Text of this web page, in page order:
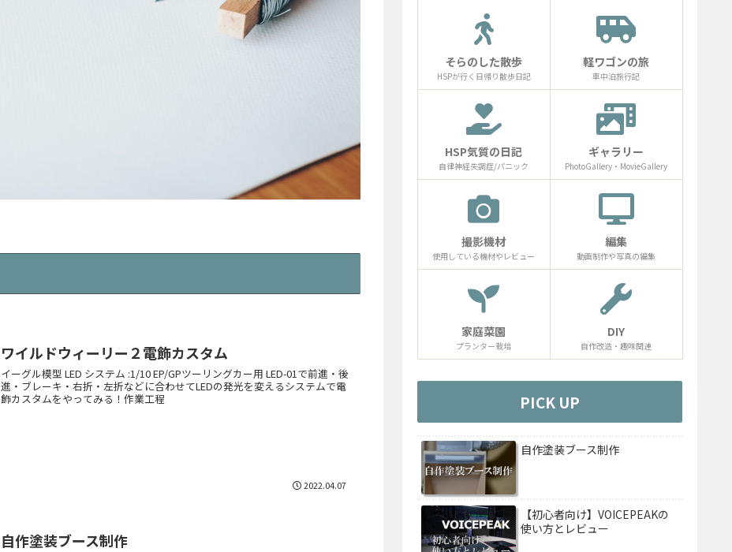
ワイルドウィーリー２電飾カスタム
イーグル模型 LED システム :1/10 EP/GPツーリングカー用 LED-01で前進・後
進・ブレーキ・右折・左折などに合わせてLEDの発光を変えるシステムで電
飾カスタムをやってみる！作業工程
2022.04.07
自作塗装ブース制作
そらのした散歩
HSPが行く日帰り散歩日記
軽ワゴンの旅
車中泊旅行記
HSP気質の日記
自律神経失調症/パニック
ギャラリー
PhotoGallery・MovieGallery
撮影機材
使用している機材やレビュー
編集
動画制作や写真の編集
家庭菜園
プランター栽培
DIY
自作改造・趣味関連
PICK UP
自作塗装ブース制作
【初心者向け】VOICEPEAKの
使い方とレビュー